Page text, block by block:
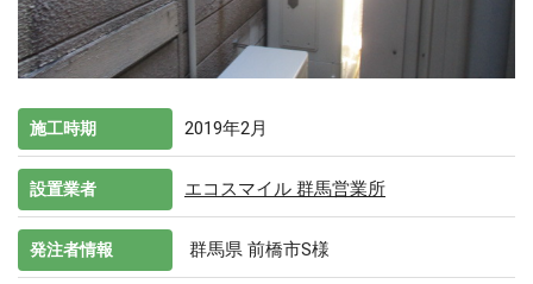
施工時期 2019年2月
設置業者 エコスマイル 群馬営業所
発注者情報 群馬県 前橋市S様